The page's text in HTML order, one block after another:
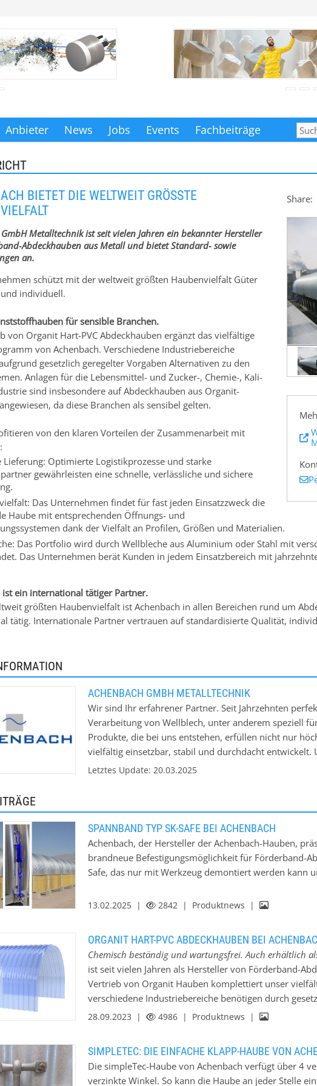
Anbieter News Jobs Events Fachbeiträge
Share:
BIETET DIE WELTWEIT GRÖSSTE H
Metalltechnik ist seit vielen Jahren ein bekannter Hersteller
Abdeckhauben aus Metall und bietet Standard- sowie
an.
schützt mit der weltweit größten Haubenvielfalt Güter
individuell.
für sensible Branchen.
von Organit Hart-PVC Abdeckhauben ergänzt das vielfältige
von Achenbach. Verschiedene Industriebereiche
gesetzlich geregelter Vorgaben Alternativen zu den
Anlagen für die Lebensmittel- und Zucker-, Chemie-, Kali-
sind insbesondere auf Abdeckhauben aus Organit-
da diese Branchen als sensibel gelten.
von den klaren Vorteilen der Zusammenarbeit mit
Lieferung: Optimierte Logistikprozesse und starke
gewährleisten eine schnelle, verlässliche und sichere
Das Unternehmen findet für fast jeden Einsatzzweck die
Haube mit entsprechenden Öffnungs- und
dank der Vielfalt an Profilen, Größen und Materialien.
Das Portfolio wird durch Wellbleche aus Aluminium oder Stahl mit
Das Unternehmen berät Kunden in jedem Einsatzbereich mit
ist ein international tätiger Partner.
größten Haubenvielfalt ist Achenbach in allen Bereichen rund um
tätig. Internationale Partner vertrauen auf standardisierte Qualität,
ACHENBACH GMBH METALLTECHNIK
Wir sind Ihr erfahrener Partner. Seit Jahrzehnten
Verarbeitung von Wellblech, unter anderem speziell
Produkte, die bei uns entstehen, erfüllen nicht nur
vielfältig einsetzbar, stabil und durchdacht entwickelt.
beispielsweise Anwendung in der Architektur als
Unser Sortiment in diesem Bereich bietet für jeden
Lösung und durch eigene (Weiter-)Entwicklung
weitsichtig auf sich stetig verändernde
Letztes Update: 20.03.2025
SPANNBAND TYP SK-SAFE BEI ACHENBACH
Achenbach, der Hersteller der Achenbach-Hauben,
brandneue Befestigungsmöglichkeit für Förderband-
Safe, das nur mit Werkzeug demontiert werden kann
13.02.2025 | 2842 | Produktnews |
ORGANIT HART-PVC ABDECKHAUBEN BEI
Chemisch beständig und wartungsfrei. Auch erhältlich
ist seit vielen Jahren als Hersteller von Förderband-
Vertrieb von Organit Hauben komplettiert unser
verschiedene Industriebereiche benötigen durch
zu den Metallsystemen. Insbesondere Anlagen für die
gegen Witterungseinflüsse. Sie können zur
wenigen Handgriffen abgenommen und wieder
28.09.2023 | 4986 | Produktnews |
SIMPLETEC: DIE EINFACHE KLAPP-HAUBE VON
Die simpleTec-Haube von Achenbach verfügt über 4
verzinkte Winkel. So kann die Haube an jeder Stelle